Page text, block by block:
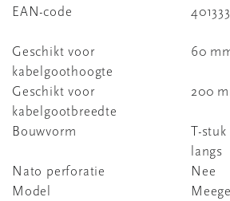
EAN-code
Geschikt voor
kabelgoothoogte
60
Geschikt voor
kabelgootbreedte
200
Bouwvorm
T-
langs
Nato perforatie
Nee
Model